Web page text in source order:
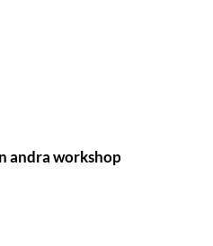
andra workshop